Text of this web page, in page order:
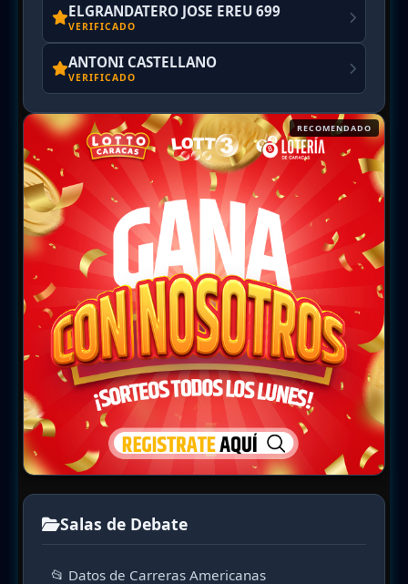
ELGRANDATERO JOSE EREU 699
VERIFICADO
ANTONI CASTELLANO
VERIFICADO
RECOMENDADO
Salas de Debate
📂 Datos de Carreras Americanas